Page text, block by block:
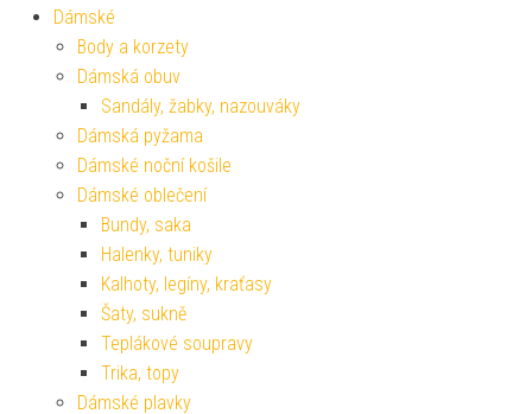
Dámské
Body a korzety
Dámská obuv
Sandály, žabky, nazouváky
Dámská pyžama
Dámské noční košile
Dámské oblečení
Bundy, saka
Halenky, tuniky
Kalhoty, legíny, kraťasy
Šaty, sukně
Teplákové soupravy
Trika, topy
Dámské plavky